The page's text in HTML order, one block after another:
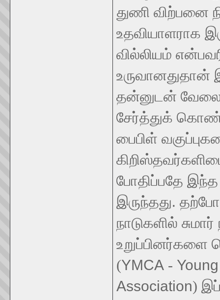
துணி விற்பனை
உதவியாளராக
வில்லியம்
தன்னுடன் வேலை
சேர்த்துக்
பைபிள்
போதிப்பதே
இருந்தது.
நாடுகளில்
உறுப்பினர்களை
(YMCA -
Association)